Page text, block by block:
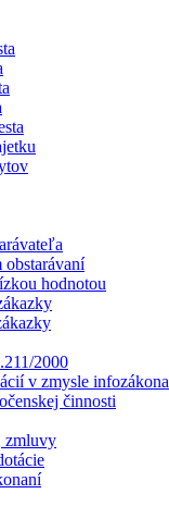
obstarávaní
hodnotou
2000
v zmysle infozákona
činnosti
zmluvy